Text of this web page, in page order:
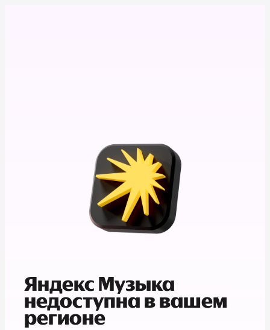
Яндекс Музыка
недоступна в вашем
регионе